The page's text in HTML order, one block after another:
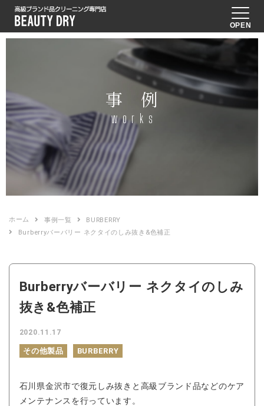
OPEN
事 例
works
ホーム 事例一覧
BURBERRY
Burberryバーバリー ネクタイのしみ抜き&色補正
Burberryバーバリー ネクタイのしみ
抜き&色補正
2020.11.17
その他製品 BURBERRY
石川県金沢市で復元しみ抜きと高級ブランド品などのケア
メンテナンスを行っています。